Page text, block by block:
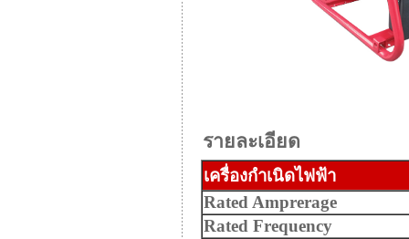
รายละเอียด
เครื่องกำเนิดไฟฟ้า
Rated Amprerage
Rated Frequency